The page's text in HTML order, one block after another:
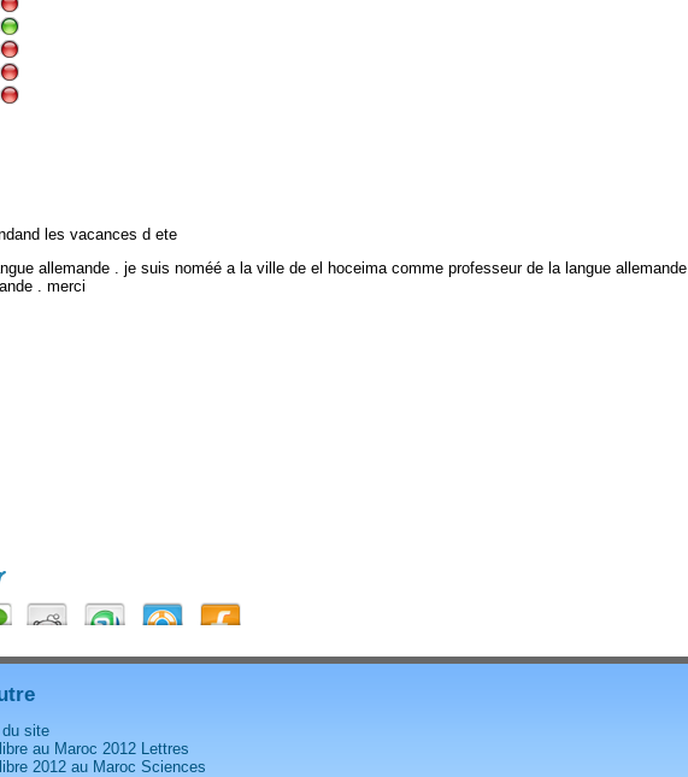
les vacances d ete
allemande . je suis noméé a la ville de el hoceima comme professeur de la langue allemande
. merci
du site
au Maroc 2012 Lettres
2012 au Maroc Sciences